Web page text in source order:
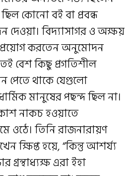
কোনো বই বা প্রবন্ধ
বিদ্যাসাগর ও অক্ষয়
প্রয়োগ করতেন অনুমোদন
বেশ কিছু প্রগতিশীল
পেতে থাকে যেগুলো
মানুষের পছন্দ ছিল না।
নাকচ হওয়াতে
ওঠে। তিনি রাজনারায়ণ
ক্ষিপ্ত হয়ে, “কিন্তু আশর্য্য
গ্রন্থাধ্যক্ষ এরা ইহা